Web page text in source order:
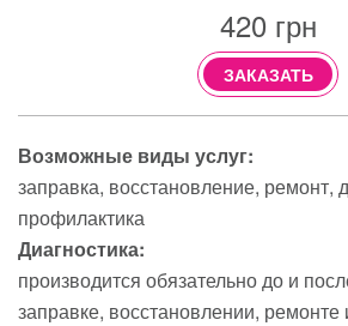
420грн
ЗАКАЗАТЬ
Возможные виды услуг:
заправка восстановление ремонт
профилактика
Диагностика:
производится обязательно до и
заправке, восстановлении,